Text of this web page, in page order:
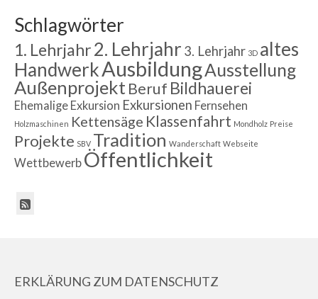
Schlagwörter
1. Lehrjahr2. Lehrjahr 3. Lehrjahr 3D altes
HandwerkAusbildungAusstellung
Außenprojekt Beruf Bildhauerei
Ehemalige Exkursion Exkursionen Fernsehen
Holzmaschinen Kettensäge Klassenfahrt Mondholz Preise
Projekte SBV Tradition Wanderschaft Webseite
Wettbewerb Öffentlichkeit
ERKLÄRUNG ZUM DATENSCHUTZ